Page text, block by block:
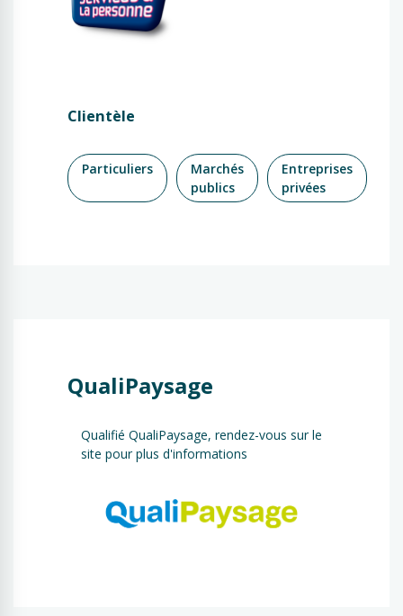
Clientèle
Particuliers
Marchés
publics
Entreprises
privées
QualiPaysage
Qualifié QualiPaysage, rendez-vous sur le
site pour plus d'informations